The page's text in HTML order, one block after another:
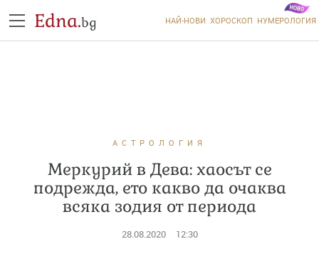
Edna.bg НАЙ-НОВИ ХОРОСКОП НУМЕРОЛОГИЯ
АСТРОЛОГИЯ
Меркурий в Дева: хаосът се
подрежда, ето какво да очаква
всяка зодия от периода
28.08.2020 12:30